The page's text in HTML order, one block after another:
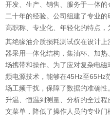
开发、生产、销售、服务于一体
二十年的经验。公司组建了专业的
高职称、专业化、年轻化的特点，
其绝缘油介质损耗测试仪在设计
器采用一体化结构，集油杯、加
场携带和操作。为了应对复杂电
频电源技术，能够在45Hz至65Hz
场工频干扰，保障了数据的准确
升温、恒温到测量、分析的全过
文菜单，降低了操作人员的专业门